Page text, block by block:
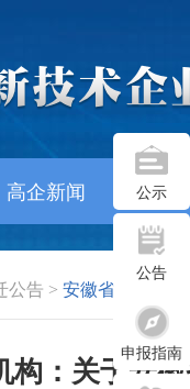
高企新闻 公示
公告
申报指南
公告 > 安徽省
构：关于安